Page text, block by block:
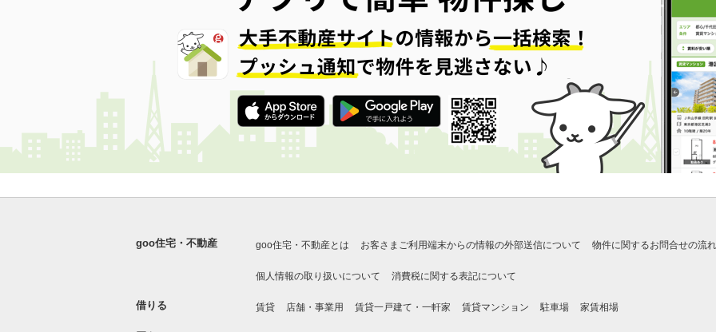
goo住宅・不動産 goo住宅・不動産とは お客さまご利用端末からの情報の外部送信について 物件に関するお問合せの流れ
個人情報の取り扱いについて 消費税に関する表記について
借りる 賃貸 店舗・事業用 賃貸一戸建て・一軒家 賃貸マンション 駐車場 家賃相場